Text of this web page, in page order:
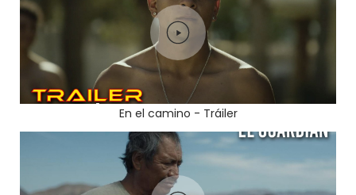
En el camino - Tráiler